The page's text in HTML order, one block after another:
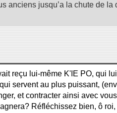
jusqu’a la chute de la
reçu lui-même K'IE PO, qui
servent au plus puissant,
et contracter ainsi avec
Réfléchissez bien, ô